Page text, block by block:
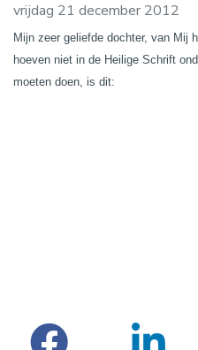
vrijdag 21 december 2012
Mijn zeer geliefde dochter, van Mij
hoeven niet in de Heilige Schrift
moeten doen, is dit: